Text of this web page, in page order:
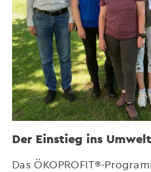
Der Einstieg ins
Das ÖKOPROFIT®-